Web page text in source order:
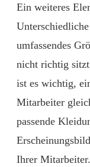
Ein weiteres
umfassendes
nicht richtig
ist es wichtig,
Mitarbeiter
passende
Ihrer Mitarbeiter.